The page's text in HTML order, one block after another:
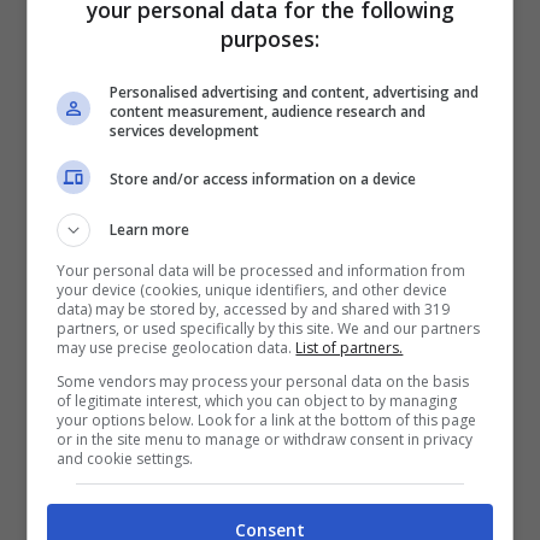
Fino a 2050€ sport e casino
Per i nuovi registrati: 100% fino a 2.000€ in Bonus
2050€
VERIFICA
BONUS BENVENUTO LOTTOMATICA: 2050€
Fino a 2050€ bonus scommesse e sport
Per i nuovi utenti della piattaforma: 100% fino a 50€ in
your personal data for the following
purposes:
Personalised advertising and content, advertising and
content measurement, audience research and
services development
Store and/or access information on a device
Learn more
Your personal data will be processed and information from
your device (cookies, unique identifiers, and other device
data) may be stored by, accessed by and shared with 319
partners, or used specifically by this site. We and our partners
may use precise geolocation data. List of partners.
Some vendors may process your personal data on the basis
of legitimate interest, which you can object to by managing
your options below. Look for a link at the bottom of this page
or in the site menu to manage or withdraw consent in privacy
and cookie settings.
Consent